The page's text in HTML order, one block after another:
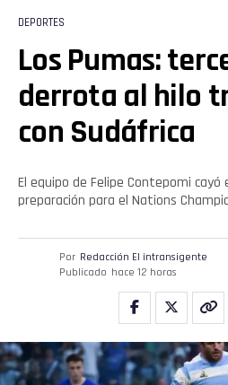
DEPORTES
Los Pumas:
derrota al hilo
con Sudáfrica
El equipo de Felipe Contepomi
preparación para el Nations
Por Redacción El intransigente
Publicado hace 12 horas